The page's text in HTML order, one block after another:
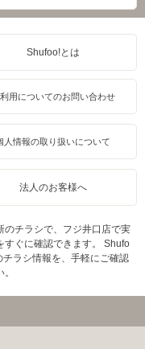
Shufoo!とは
利用についてのお問い合わせ
人情報の取り扱いについて
法人のお客様へ
のチラシで、フジ井口店で実
すぐに確認できます。 Shufo
ラシ情報を、手軽にご確認